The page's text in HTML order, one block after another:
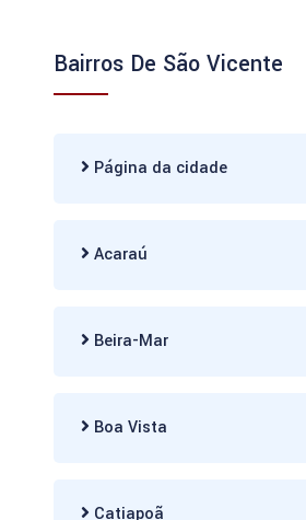
Bairros De São Vicente
Página da cidade
Acaraú
Beira-Mar
Boa Vista
Catiapoã